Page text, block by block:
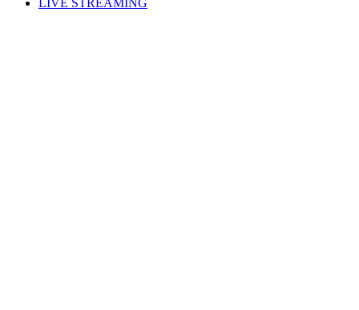
LIVE STREAMING